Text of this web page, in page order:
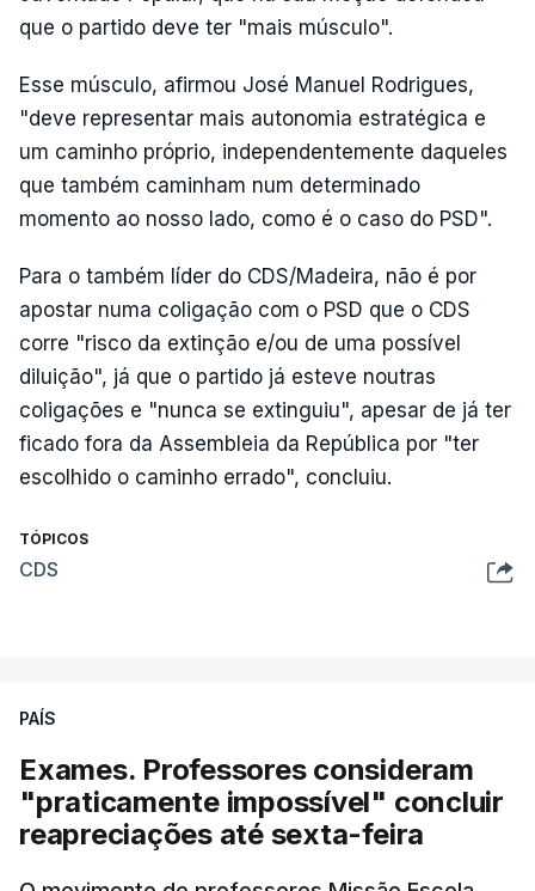
que o partido deve ter "mais músculo".
Esse músculo, afirmou José Manuel Rodrigues,
"deve representar mais autonomia estratégica e
um caminho próprio, independentemente daqueles
que também caminham num determinado
momento ao nosso lado, como é o caso do PSD".
Para o também líder do CDS/Madeira, não é por
apostar numa coligação com o PSD que o CDS
corre "risco da extinção e/ou de uma possível
diluição", já que o partido já esteve noutras
coligações e "nunca se extinguiu", apesar de já ter
ficado fora da Assembleia da República por "ter
escolhido o caminho errado", concluiu.
TÓPICOS
CDS
PAÍS
Exames. Professores consideram
"praticamente impossível" concluir
reapreciações até sexta-feira